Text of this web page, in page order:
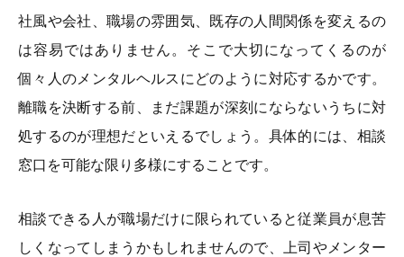
社風や会社、職場の雰囲気、既存の人間関係を変えるの
は容易ではありません。そこで大切になってくるのが
個々人のメンタルヘルスにどのように対応するかです。
離職を決断する前、まだ課題が深刻にならないうちに対
処するのが理想だといえるでしょう。具体的には、相談
窓口を可能な限り多様にすることです。
相談できる人が職場だけに限られていると従業員が息苦
しくなってしまうかもしれませんので、上司やメンター